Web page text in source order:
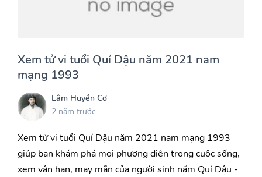
Xem tử vi tuổi Quí Dậu năm 2021 nam
mạng 1993
Lâm Huyền Cơ
2 năm trước
Xem tử vi tuổi Quí Dậu năm 2021 nam mạng 1993
giúp bạn khám phá mọi phương diện trong cuộc sống,
xem vận hạn, may mắn của người sinh năm Quí Dậu -